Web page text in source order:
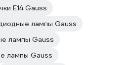
E14 Gauss
лампы Gauss
лампы Gauss
лампы Gauss